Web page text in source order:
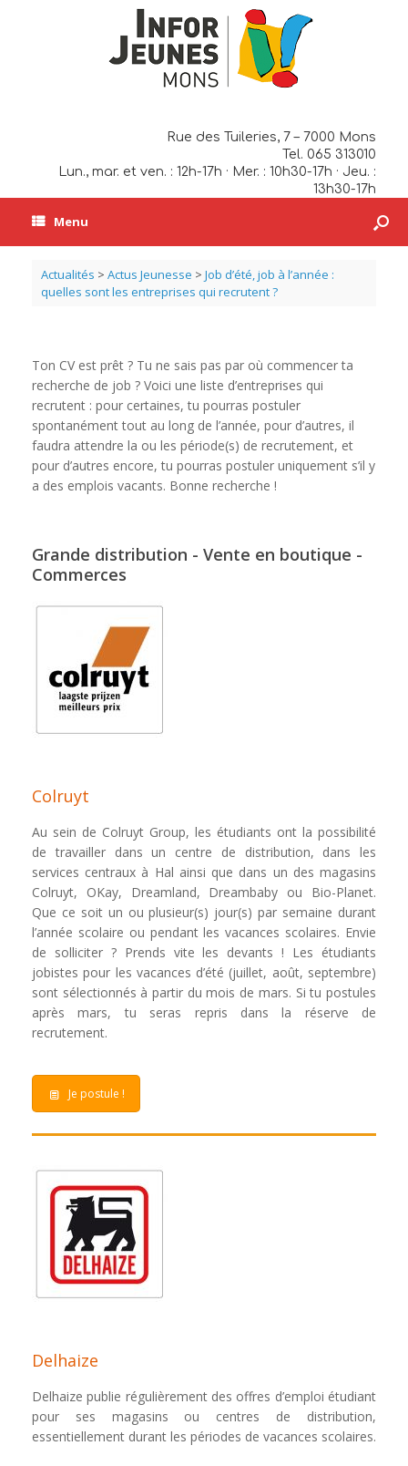
Rue des Tuileries, 7 – 7000 Mons
Tel. 065 313010
Lun., mar. et ven. : 12h-17h · Mer. : 10h30-17h · Jeu. :
13h30-17h
Menu
Actualités > Actus Jeunesse > Job d’été, job à l’année :
quelles sont les entreprises qui recrutent ?
Ton CV est prêt ? Tu ne sais pas par où commencer ta
recherche de job ? Voici une liste d’entreprises qui
recrutent : pour certaines, tu pourras postuler
spontanément tout au long de l’année, pour d’autres, il
faudra attendre la ou les période(s) de recrutement, et
pour d’autres encore, tu pourras postuler uniquement s’il y
a des emplois vacants. Bonne recherche !
Grande distribution - Vente en boutique -
Commerces
Colruyt
Au sein de Colruyt Group, les étudiants ont la possibilité
de travailler dans un centre de distribution, dans les
services centraux à Hal ainsi que dans un des magasins
Colruyt, OKay, Dreamland, Dreambaby ou Bio-Planet.
Que ce soit un ou plusieur(s) jour(s) par semaine durant
l’année scolaire ou pendant les vacances scolaires. Envie
de solliciter ? Prends vite les devants ! Les étudiants
jobistes pour les vacances d’été (juillet, août, septembre)
sont sélectionnés à partir du mois de mars. Si tu postules
après mars, tu seras repris dans la réserve de
recrutement.
Je postule !
Delhaize
Delhaize publie régulièrement des offres d’emploi étudiant
pour ses magasins ou centres de distribution,
essentiellement durant les périodes de vacances scolaires.